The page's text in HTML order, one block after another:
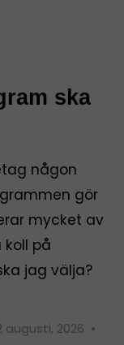
ska
någon
gör
mycket av
på
jag välja?
2026 •